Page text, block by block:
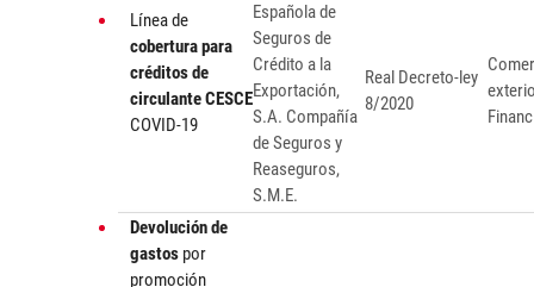
Línea de
cobertura para
créditos de
circulante CESCE
COVID-19
Española de
Seguros de
Crédito a la
Exportación,
S.A. Compañía
de Seguros y
Reaseguros,
S.M.E.
Real Decreto-ley
8/2020
Devolución de
gastos por
promoción